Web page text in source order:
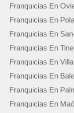
Franquicias En
Franquicias En
Franquicias En
Franquicias En
Franquicias En
Franquicias En
Franquicias En
Franquicias En Maó